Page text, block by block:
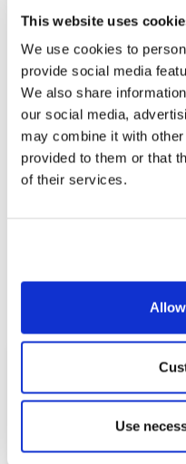
This website uses
We use cookies to
provide social media
We also share
our social media,
may combine it with
provided to them or that
of their services.
Use
Explore